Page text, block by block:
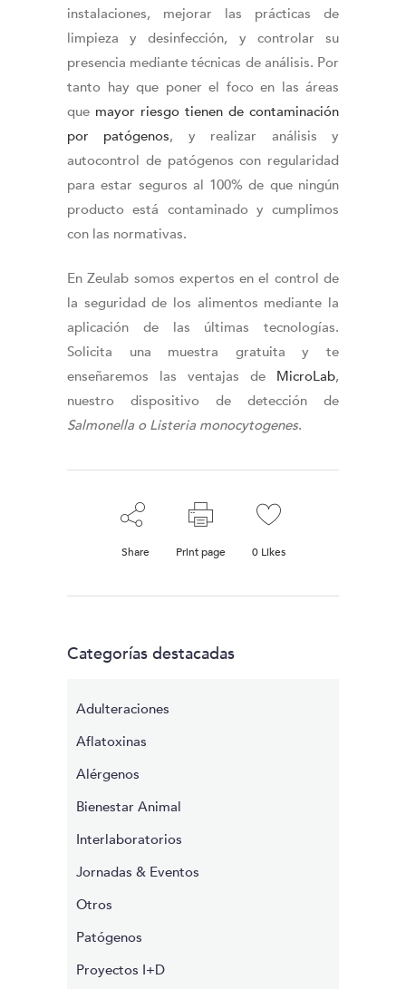
instalaciones, mejorar las prácticas de
limpieza y desinfección, y controlar su
presencia mediante técnicas de análisis. Por
tanto hay que poner el foco en las áreas
que mayor riesgo tienen de contaminación
por patógenos, y realizar análisis y
autocontrol de patógenos con regularidad
para estar seguros al 100% de que ningún
producto está contaminado y cumplimos
con las normativas.
En Zeulab somos expertos en el control de
la seguridad de los alimentos mediante la
aplicación de las últimas tecnologías.
Solicita una muestra gratuita y te
enseñaremos las ventajas de MicroLab,
nuestro dispositivo de detección de
Salmonella o Listeria monocytogenes.
Share Print page 0 Likes
Categorías destacadas
Adulteraciones
Aflatoxinas
Alérgenos
Bienestar Animal
Interlaboratorios
Jornadas & Eventos
Otros
Patógenos
Proyectos I+D